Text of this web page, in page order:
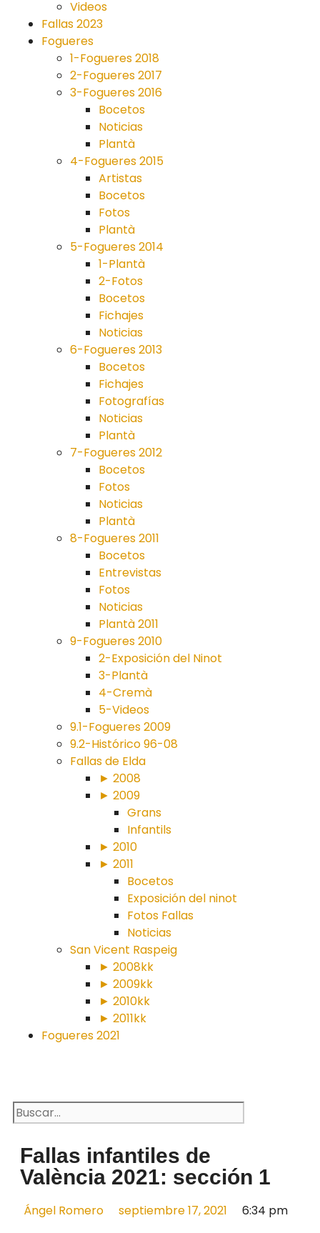
Videos
Fallas 2023
Fogueres
1-Fogueres 2018
2-Fogueres 2017
3-Fogueres 2016
Bocetos
Noticias
Plantà
4-Fogueres 2015
Artistas
Bocetos
Fotos
Plantà
5-Fogueres 2014
1-Plantà
2-Fotos
Bocetos
Fichajes
Noticias
6-Fogueres 2013
Bocetos
Fichajes
Fotografías
Noticias
Plantà
7-Fogueres 2012
Bocetos
Fotos
Noticias
Plantà
8-Fogueres 2011
Bocetos
Entrevistas
Fotos
Noticias
Plantà 2011
9-Fogueres 2010
2-Exposición del Ninot
3-Plantà
4-Cremà
5-Videos
9.1-Fogueres 2009
9.2-Histórico 96-08
Fallas de Elda
► 2008
► 2009
Grans
Infantils
► 2010
► 2011
Bocetos
Exposición del ninot
Fotos Fallas
Noticias
San Vicent Raspeig
► 2008kk
► 2009kk
► 2010kk
► 2011kk
Fogueres 2021
Fallas infantiles de
València 2021: sección 1
Ángel Romero septiembre 17, 2021 6:34 pm